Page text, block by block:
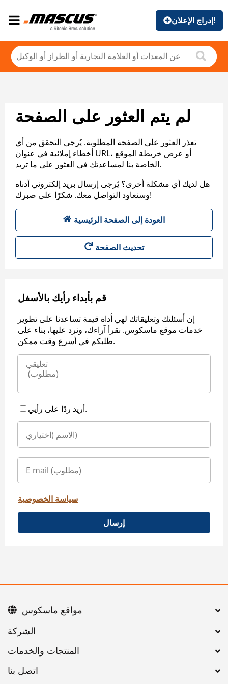
إدراج الإعلان!
لم يتم العثور على الصفحة
تعذر العثور على الصفحة المطلوبة. يُرجى التحقق من أي
أخطاء إملائية في عنوان URL، أو عرض خريطة الموقع
الخاصة بنا لمساعدتك في العثور على ما تريد.
هل لديك أي مشكلة أخرى؟ يُرجى إرسال بريد إلكتروني أدناه
وسنعاود التواصل معك. شكرًا على صبرك!
العودة إلى الصفحة الرئيسية
تحديث الصفحة
قم بأبداء رأيك بالأسفل
إن أسئلتك وتعليقاتك لهي أداة قيمة تساعدنا على تطوير
خدمات موقع ماسكوس. نقرأ آراءك، ونرد عليها، بناء على
طلبكم في أسرع وقت ممكن.
أريد ردًا على رأيي.
سياسة الخصوصية
إرسال
اتصل بنا
مواقع ماسكوس